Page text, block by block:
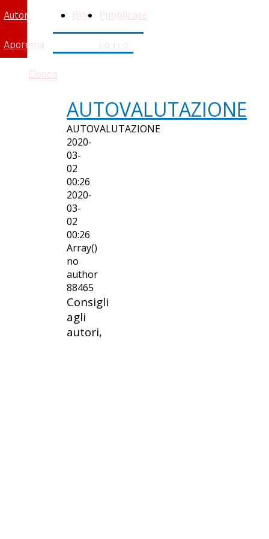
Autori
Aporema
Elenco
Blog Pubblicare
con noi
APOREMA
EDIZIONI
AUTOVALUTAZIONE
AUTOVALUTAZIONE
2020-
03-
02
00:26
2020-
03-
02
00:26
Array()
no
author
88465
Consigli
agli
autori,